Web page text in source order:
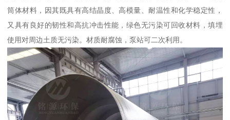
筒体材料，因其既具有高结晶度、高模量、耐温性和化学稳定性，
又具有良好的韧性和高抗冲击性能，绿色无污染可回收材料，填埋
使用对周边土质无污染。材质耐腐蚀，泵站可二次利用。